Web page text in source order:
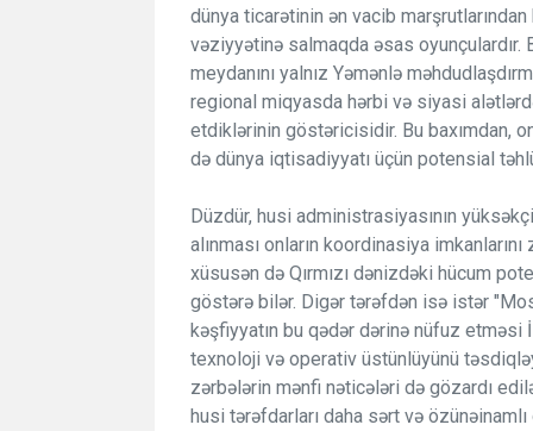
dünya ticarətinin ən vacib
vəziyyətinə salmaqda əsas oyunçulardır.
meydanını yalnız Yəmənlə
regional miqyasda hərbi və siyasi
etdiklərinin göstəricisidir. Bu baxımdan,
də dünya iqtisadiyyatı üçün potensial
Düzdür, husi administrasiyasının
alınması onların koordinasiya
xüsusən də Qırmızı dənizdəki hücum
göstərə bilər. Digər tərəfdən isə istər
kəşfiyyatın bu qədər dərinə nüfuz etməsi
texnoloji və operativ üstünlüyünü
zərbələrin mənfi nəticələri də gözardı
husi tərəfdarları daha sərt və